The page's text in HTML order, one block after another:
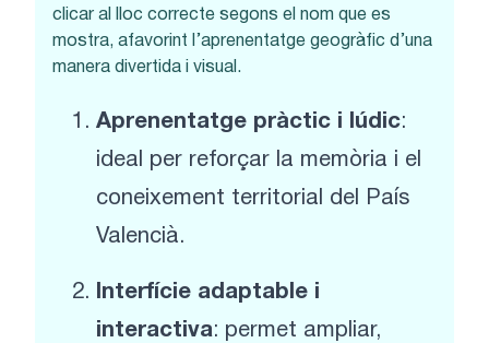
clicar al lloc correcte segons el nom que es
mostra, afavorint l’aprenentatge geogràfic d’una
manera divertida i visual.
Aprenentatge pràctic i lúdic:
ideal per reforçar la memòria i el
coneixement territorial del País
Valencià.
Interfície adaptable i
interactiva: permet ampliar,